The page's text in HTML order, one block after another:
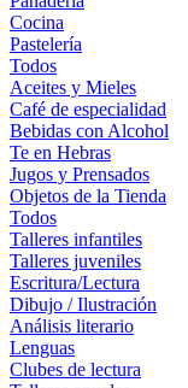
Cocina
Pastelería
Todos
Aceites y Mieles
Café de especialidad
Bebidas con Alcohol
Te en Hebras
Jugos y Prensados
Objetos de la Tienda
Todos
Talleres infantiles
Talleres juveniles
Escritura/Lectura
Dibujo / Ilustración
Análisis literario
Lenguas
Clubes de lectura